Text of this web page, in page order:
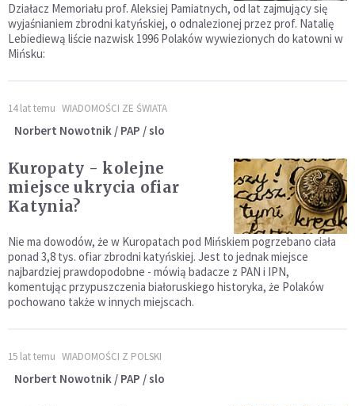
Działacz Memoriału prof. Aleksiej Pamiatnych, od lat zajmujący się
wyjaśnianiem zbrodni katyńskiej, o odnalezionej przez prof. Natalię
Lebiediewą liście nazwisk 1996 Polaków wywiezionych do katowni w
Mińsku:
14 lat temu WIADOMOŚCI ZE ŚWIATA
Norbert Nowotnik / PAP / slo
Kuropaty - kolejne
miejsce ukrycia ofiar
Katynia?
Nie ma dowodów, że w Kuropatach pod Mińskiem pogrzebano ciała
ponad 3,8 tys. ofiar zbrodni katyńskiej. Jest to jednak miejsce
najbardziej prawdopodobne - mówią badacze z PAN i IPN,
komentując przypuszczenia białoruskiego historyka, że Polaków
pochowano także w innych miejscach.
15 lat temu WIADOMOŚCI Z POLSKI
Norbert Nowotnik / PAP / slo